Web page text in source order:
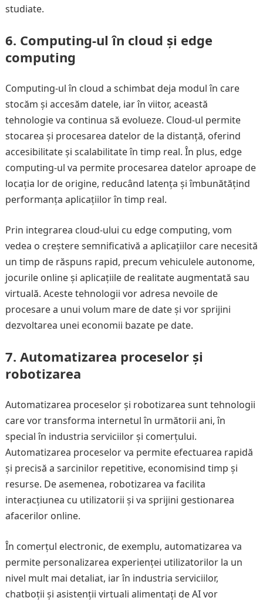
studiate.
6. Computing-ul în cloud și edge
computing
Computing-ul în cloud a schimbat deja modul în care
stocăm și accesăm datele, iar în viitor, această
tehnologie va continua să evolueze. Cloud-ul permite
stocarea și procesarea datelor de la distanță, oferind
accesibilitate și scalabilitate în timp real. În plus, edge
computing-ul va permite procesarea datelor aproape de
locația lor de origine, reducând latența și îmbunătățind
performanța aplicațiilor în timp real.
Prin integrarea cloud-ului cu edge computing, vom
vedea o creștere semnificativă a aplicațiilor care necesită
un timp de răspuns rapid, precum vehiculele autonome,
jocurile online și aplicațiile de realitate augmentată sau
virtuală. Aceste tehnologii vor adresa nevoile de
procesare a unui volum mare de date și vor sprijini
dezvoltarea unei economii bazate pe date.
7. Automatizarea proceselor și
robotizarea
Automatizarea proceselor și robotizarea sunt tehnologii
care vor transforma internetul în următorii ani, în
special în industria serviciilor și comerțului.
Automatizarea proceselor va permite efectuarea rapidă
și precisă a sarcinilor repetitive, economisind timp și
resurse. De asemenea, robotizarea va facilita
interacțiunea cu utilizatorii și va sprijini gestionarea
afacerilor online.
În comerțul electronic, de exemplu, automatizarea va
permite personalizarea experienței utilizatorilor la un
nivel mult mai detaliat, iar în industria serviciilor,
chatboții și asistenții virtuali alimentați de AI vor